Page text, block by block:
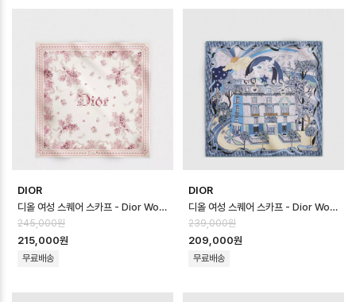
DIOR
디올 여성 스퀘어 스카프 - Dior Womens Square Scarf - acc8741…
245,000원
215,000원
무료배송
DIOR
디올 여성 스퀘어 스카프 - Dior Womens Square Scarf - acc8740…
239,000원
209,000원
무료배송